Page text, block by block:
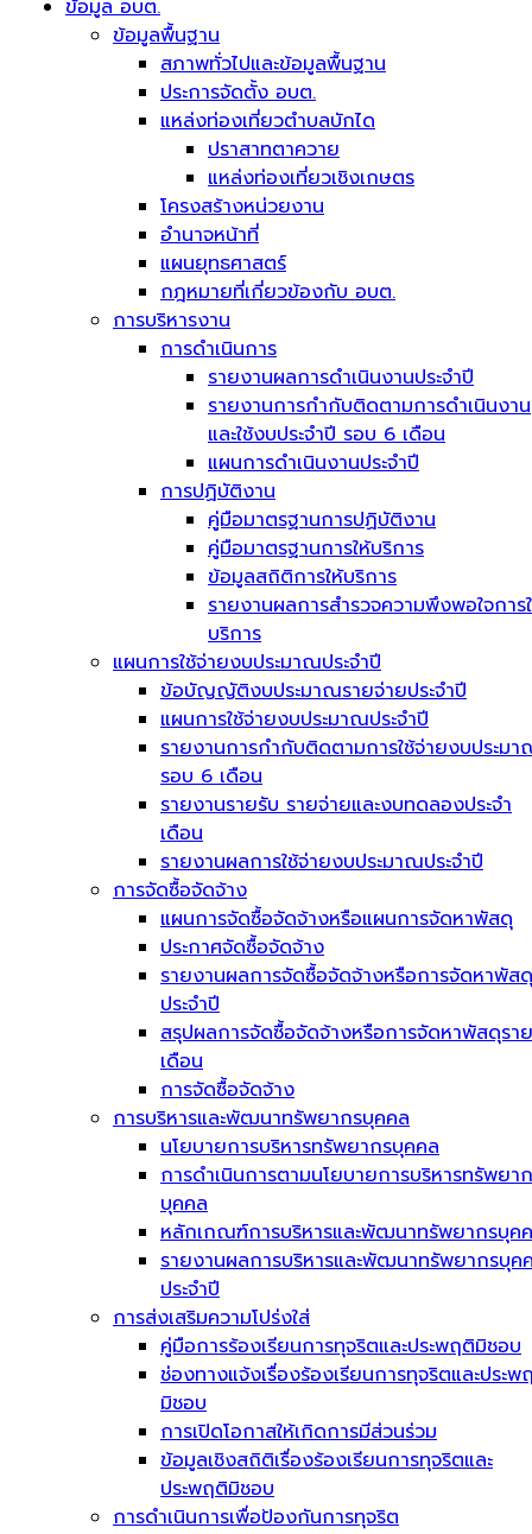
ข้อมูล อบต.
ข้อมูลพื้นฐาน
สภาพทั่วไปและข้อมูลพื้นฐาน
ประการจัดตั้ง อบต.
แหล่งท่องเที่ยวตำบลบักได
ปราสาทตาควาย
แหล่งท่องเที่ยวเชิงเกษตร
โครงสร้างหน่วยงาน
อำนาจหน้าที่
แผนยุทธศาสตร์
กฎหมายที่เกี่ยวข้องกับ อบต.
การบริหารงาน
การดำเนินการ
รายงานผลการดำเนินงานประจำปี
รายงานการกำกับติดตามการดำเนินงาน
และใช้งบประจำปี รอบ 6 เดือน
แผนการดำเนินงานประจำปี
การปฏิบัติงาน
คู่มือมาตรฐานการปฏิบัติงาน
คู่มือมาตรฐานการให้บริการ
ข้อมูลสถิติการให้บริการ
รายงานผลการสำรวจความพึงพอใจการ
บริการ
แผนการใช้จ่ายงบประมาณประจำปี
ข้อบัญญัติงบประมาณรายจ่ายประจำปี
แผนการใช้จ่ายงบประมาณประจำปี
รายงานการกำกับติดตามการใช้จ่ายงบประม
รอบ 6 เดือน
รายงานรายรับ รายจ่ายและงบทดลองประจำ
เดือน
รายงานผลการใช้จ่ายงบประมาณประจำปี
การจัดซื้อจัดจ้าง
แผนการจัดซื้อจัดจ้างหรือแผนการจัดหาพัสดุ
ประกาศจัดซื้อจัดจ้าง
รายงานผลการจัดซื้อจัดจ้างหรือการจัดหาพัสดุ
ประจำปี
สรุปผลการจัดซื้อจัดจ้างหรือการจัดหาพัสดุราย
เดือน
การจัดซื้อจัดจ้าง
การบริหารและพัฒนาทรัพยากรบุคคล
นโยบายการบริหารทรัพยากรบุคคล
การดำเนินการตามนโยบายการบริหารทรัพยา
บุคคล
หลักเกณฑ์การบริหารและพัฒนาทรัพยากรบุค
รายงานผลการบริหารและพัฒนาทรัพยากรบุค
ประจำปี
การส่งเสริมความโปร่งใส่
คู่มือการร้องเรียนการทุจริตและประพฤติมิชอบ
ช่องทางแจ้งเรื่องร้องเรียนการทุจริตและประพ
มิชอบ
การเปิดโอกาสให้เกิดการมีส่วนร่วม
ข้อมูลเชิงสถิติเรื่องร้องเรียนการทุจริตและ
ประพฤติมิชอบ
การดำเนินการเพื่อป้องกันการทุจริต